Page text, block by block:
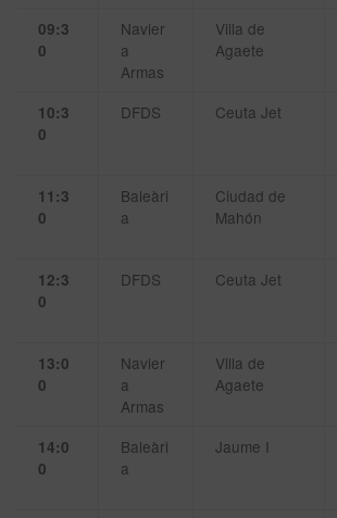
09:3
0
Navier
a
Armas
Villa de
Agaete
10:3
0
DFDS Ceuta Jet
11:3
0
Baleàri
a
Ciudad de
Mahón
12:3
0
DFDS Ceuta Jet
13:0
0
Navier
a
Armas
Villa de
Agaete
14:0
0
Baleàri
a
Jaume I